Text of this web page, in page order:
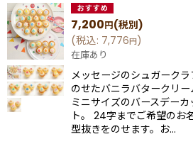
7,200円(税別)
(税込: 7,776円)
在庫あり
メッセージのシュガーク
のせたバニラバタークリ
ミニサイズのバースデー
ト。 24字までご希望のお
型抜きをのせます。お…